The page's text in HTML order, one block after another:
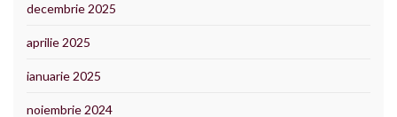
decembrie 2025
aprilie 2025
ianuarie 2025
noiembrie 2024